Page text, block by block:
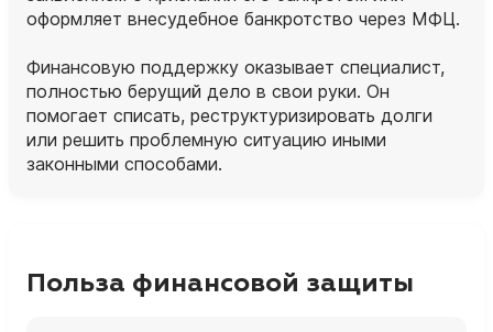
оформляет внесудебное банкротство через МФЦ.
Финансовую поддержку оказывает специалист,
полностью берущий дело в свои руки. Он
помогает списать, реструктуризировать долги
или решить проблемную ситуацию иными
законными способами.
Польза финансовой защиты